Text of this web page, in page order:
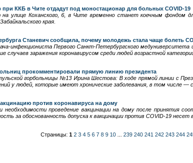
ККБ в Чите отдадут под моностационар для больных COVID-19
улице Коханского, 6, в Чите временно станет коечным фондом
края.
Станевич сообщила, почему молодежь стала чаще болеть
инфекциониста Первого Санкт-Петербургского
случаев заражения коронавирусом среди людей возрастной
прокомментировали прямую линию президента
горбольницы №13 Ирина Шестова: В ходе прямой линии с
у людей, которые имеют хронические заболевания, в том числе —
против коронавируса на дому
необходимости проведение вакцинации на дому после принятия
за обоснованность допуска к вакцинации против COVID-19 несет
Страницы: 1 2 3 4 5 6 7 8 9 10... 239 240 241 242 243 244